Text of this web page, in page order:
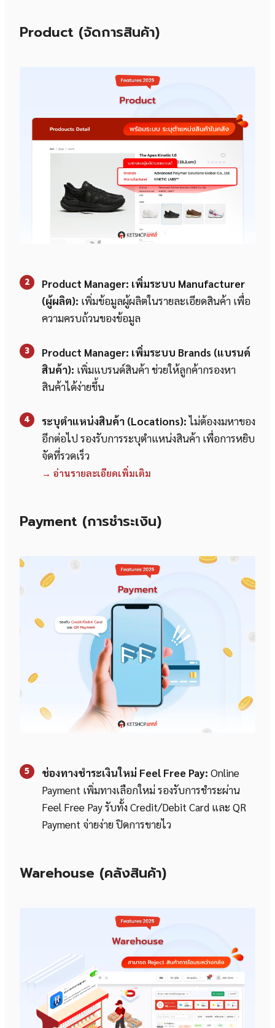
Product (จัดการสินค้า)
2
Product Manager: เพิ่มระบบ Manufacturer
(ผู้ผลิต): เพิ่มข้อมูลผู้ผลิตในรายละเอียดสินค้า เพื่อ
ความครบถ้วนของข้อมูล
3
Product Manager: เพิ่มระบบ Brands (แบรนด์
สินค้า): เพิ่มแบรนด์สินค้า ช่วยให้ลูกค้ากรองหา
สินค้าได้ง่ายขึ้น
4 ระบุตำแหน่งสินค้า (Locations):ไม่ต้องงมหาของ
อีกต่อไป รองรับการระบุตำแหน่งสินค้า เพื่อการหยิบ
จัดที่รวดเร็ว
→ อ่านรายละเอียดเพิ่มเติม
Payment (การชำระเงิน)
5 ช่องทางชำระเงินใหม่ Feel Free Pay: Online
Payment เพิ่มทางเลือกใหม่ รองรับการชำระผ่าน
Feel Free Pay รับทั้ง Credit/Debit Card และ QR
Payment จ่ายง่าย ปิดการขายไว
Warehouse (คลังสินค้า)